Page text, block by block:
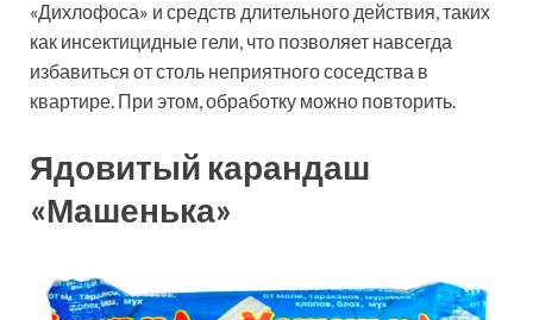
«Дихлофоса» и средств длительного действия, таких
как инсектицидные гели, что позволяет навсегда
избавиться от столь неприятного соседства в
квартире. При этом, обработку можно повторить.
Ядовитый карандаш
«Машенька»